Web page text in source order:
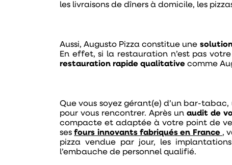
les livraisons de dîners à domicile, les
Aussi, Augusto Pizza constitue une
En effet, si la restauration n’est pas
restauration rapide qualitative comme
Que vous soyez gérant(e) d’un bar-
pour vous rencontrer. Après unaudit de
compacte et adaptée à votre point de
sesfours innovants fabriqués en France ,
pizza vendue par jour, les
l’embauche de personnel qualifié.